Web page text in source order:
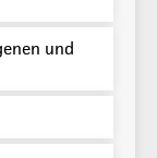
und